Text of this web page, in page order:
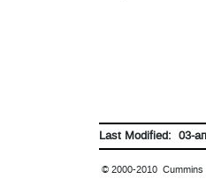
Last Modified: 03-
© 2000-2010